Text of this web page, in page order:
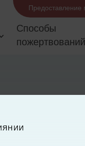
Предоставление
Способы
пожертвований